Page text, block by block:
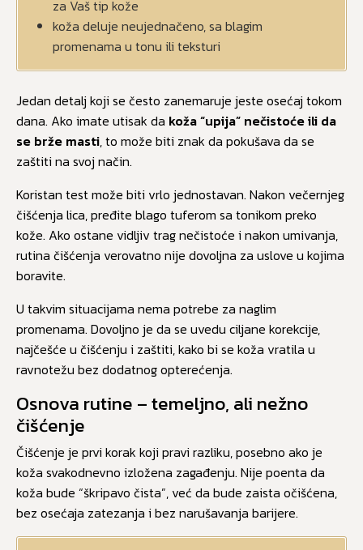
za Vaš tip kože
koža deluje neujednačeno, sa blagim
promenama u tonu ili teksturi
Jedan detalj koji se često zanemaruje jeste osećaj tokom
dana. Ako imate utisak da koža “upija” nečistoće ili da
se brže masti, to može biti znak da pokušava da se
zaštiti na svoj način.
Koristan test može biti vrlo jednostavan. Nakon večernjeg
čišćenja lica, pređite blago tuferom sa tonikom preko
kože. Ako ostane vidljiv trag nečistoće i nakon umivanja,
rutina čišćenja verovatno nije dovoljna za uslove u kojima
boravite.
U takvim situacijama nema potrebe za naglim
promenama. Dovoljno je da se uvedu ciljane korekcije,
najčešće u čišćenju i zaštiti, kako bi se koža vratila u
ravnotežu bez dodatnog opterećenja.
Osnova rutine – temeljno, ali nežno
čišćenje
Čišćenje je prvi korak koji pravi razliku, posebno ako je
koža svakodnevno izložena zagađenju. Nije poenta da
koža bude “škripavo čista”, već da bude zaista očišćena,
bez osećaja zatezanja i bez narušavanja barijere.